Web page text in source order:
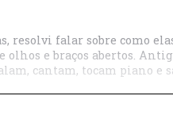
resolvi falar sobre como
olhos e braços abertos.
cantam, tocam piano e